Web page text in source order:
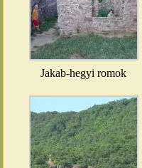
Jakab-hegyi romok